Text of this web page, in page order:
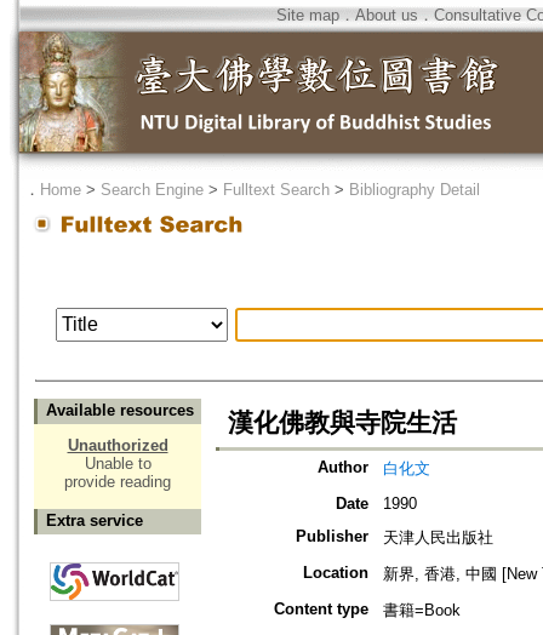
Site map．About us ． Consultative
． Home > Search Engine > Fulltext Search > Bibliography Detail
Available resources
Unauthorized
Unable to
provide reading
Extra service
漢化佛教與寺院生活
Author
白化文
Date
1990
Publisher
天津人民出版社
Location
新界, 香港, 中國 [New
Content type
書籍=Book